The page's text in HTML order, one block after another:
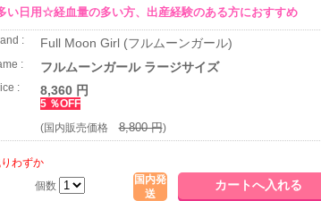
い日用☆経血量の多い方、出産経験のある方におすすめ
: Full Moon Girl (フルムーンガール)
: フルムーンガール ラージサイズ
: 8,360 円
5 ％OFF
(国内販売価格8,800 円)
わずか
個数
国内発
送